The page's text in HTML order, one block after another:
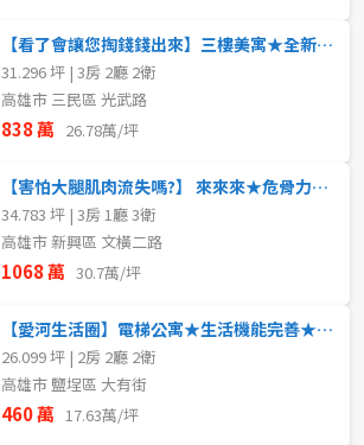
【看了會讓您掏錢錢出來】三樓美寓★全新整理
31.296 坪 | 3房 2廳 2衛
高雄市 三民區 光武路
838 萬 26.78萬/坪
【害怕大腿肌肉流失嗎?】 來來來★危骨力公寓練起來
34.783 坪 | 3房 1廳 3衛
高雄市 新興區 文橫二路
1068 萬 30.7萬/坪
【愛河生活圈】電梯公寓★生活機能完善★舒適美宅
26.099 坪 | 2房 2廳 2衛
高雄市 鹽埕區 大有街
460 萬 17.63萬/坪